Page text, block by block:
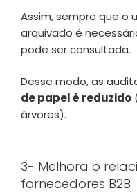
Assim, sempre que o
arquivado é
pode ser consultada.
Desse modo, as
de papel é reduzido
árvores).
3- Melhora o
fornecedores B2B